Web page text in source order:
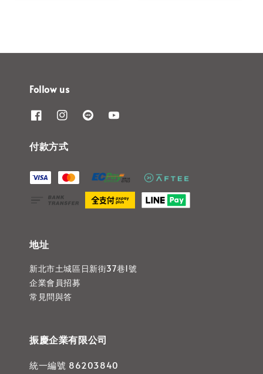
Follow us
付款方式
地址
新北市土城區日新街37巷1號
企業會員招募
常見問與答
振慶企業有限公司
統一編號 86203840